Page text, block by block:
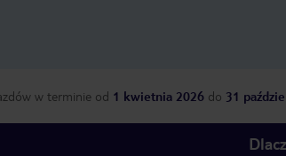
w terminie od 1 kwietnia 2026 do 31